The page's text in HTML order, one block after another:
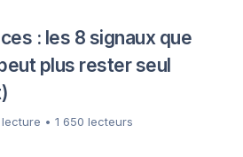
: les 8 signaux que
plus rester seul
• 1 650 lecteurs